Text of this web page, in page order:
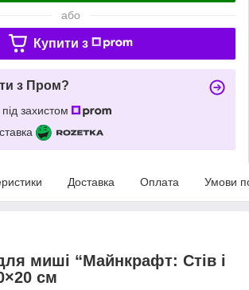
або
Купити з
з Пром?
захистом
Доставка Оплата Умови
миші “Майнкрафт: Стів і
см